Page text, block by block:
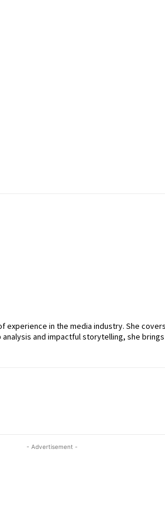
experience in the media industry. She
and impactful storytelling, she
- Advertisement -